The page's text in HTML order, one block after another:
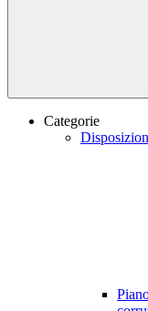
Categorie